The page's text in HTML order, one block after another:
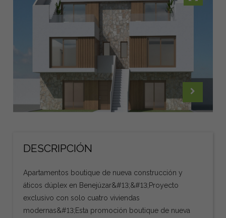
DESCRIPCIÓN
Apartamentos boutique de nueva construcción y
áticos dúplex en Benejúzar&#13;&#13;Proyecto
exclusivo con solo cuatro viviendas
modernas&#13;Esta promoción boutique de nueva